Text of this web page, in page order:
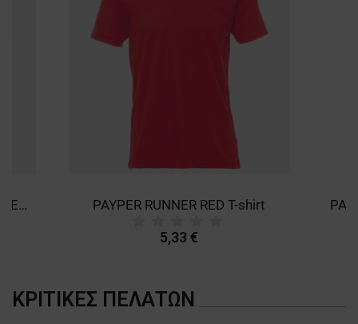
PAYPER RUNNER FLUO ORANGE T-shirt PAYPER RUNNER RED T-shirt
5,33 €
ΚΡΙΤΙΚΈΣ ΠΕΛΑΤΏΝ